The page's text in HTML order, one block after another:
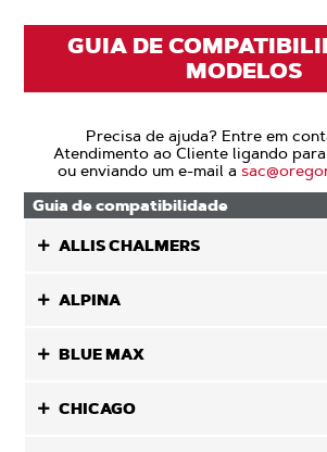
GUIA DE
MODELOS
Precisa de ajuda? Entre em
Atendimento ao Cliente ligando
ou enviando um e-mail a
Guia de compatibilidade
ALLIS CHALMERS
ALPINA
BLUE MAX
CHICAGO